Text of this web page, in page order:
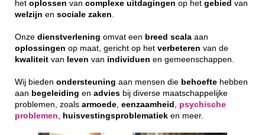
het oplossen van complexe uitdagingen op het gebied van
welzijn en sociale zaken
Onze dienstverlening omvat een breed scala aan
oplossingen op maat, gericht op het verbeteren van de
kwaliteit van leven van individuen en gemeenschappen.
Wij bieden ondersteuning aan mensen die behoefte hebben
aan begeleiding en advies bij diverse maatschappelijke
problemen, zoals armoede eenzaamheid
psychische
problemen
huisvestingsproblematiek en meer.